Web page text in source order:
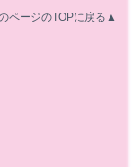
ページのTOPに戻る▲